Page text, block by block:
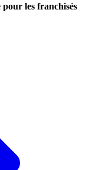
les franchisés